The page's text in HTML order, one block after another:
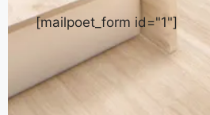
[mailpoet_form id="1"]